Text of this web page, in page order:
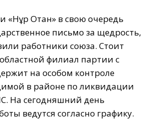
«Нұр Отан» в свою очередь
письмо за щедрость,
работники союза. Стоит
филиал партии с
на особом контроле
в районе по ликвидации
На сегодняшний день
ведутся согласно графику.